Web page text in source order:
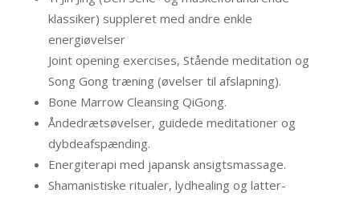
klassiker) suppleret med andre enkle
energiøvelser
Joint opening exercises, Stående meditation og
Song Gong træning (øvelser til afslapning).
Bone Marrow Cleansing QiGong.
Åndedrætsøvelser, guidede meditationer og
dybdeafspænding.
Energiterapi med japansk ansigtsmassage.
Shamanistiske ritualer, lydhealing og latter-